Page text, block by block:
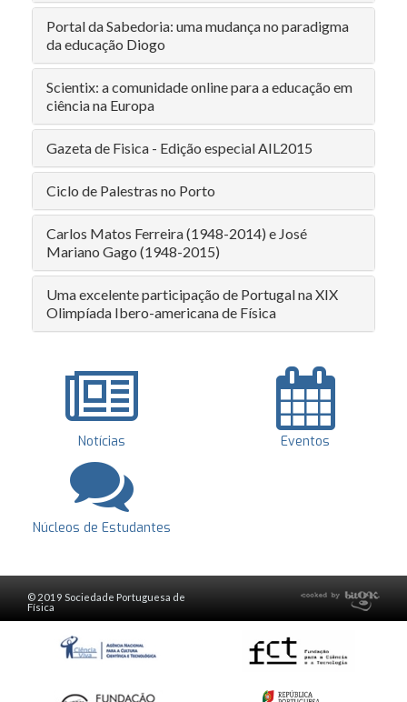
Portal da Sabedoria: uma mudança no paradigma
da educação Diogo
Scientix: a comunidade online para a educação em
ciência na Europa
Gazeta de Fisica - Edição especial AIL2015
Ciclo de Palestras no Porto
Carlos Matos Ferreira (1948-2014) e José
Mariano Gago (1948-2015)
Uma excelente participação de Portugal na XIX
Olimpíada Ibero-americana de Física
Notícias Eventos
Núcleos de Estudantes
© 2019 Sociedade Portuguesa de
Física